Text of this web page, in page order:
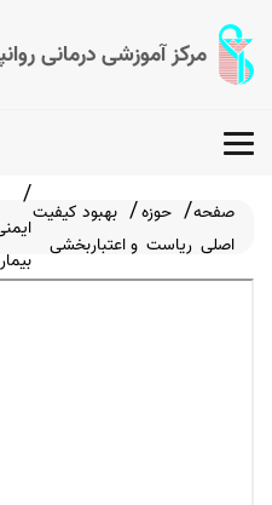
مرکز آموزشی درمانی
صفحه
اصلی
حوزه
ریاست
بهبود کیفیت
و اعتباربخشی
بیمار